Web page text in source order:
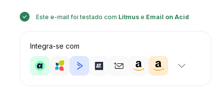
Este e-mail foi testado com Litmuse Email on Acid
Integra-se com